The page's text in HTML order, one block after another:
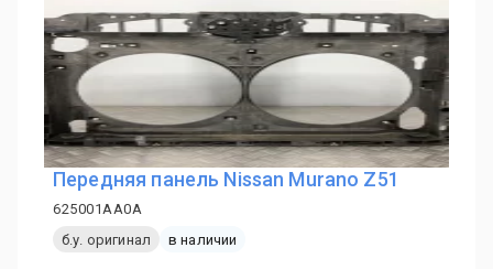
Передняя панель Nissan Murano Z51
625001AA0A
б.у. оригинал
в наличии